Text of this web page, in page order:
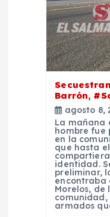
Barrón,
agosto 8,
La mañana
hombre fue
en la
que hasta
identidad.
preliminar,
encontraba
Morelos, de
comunidad,
armados